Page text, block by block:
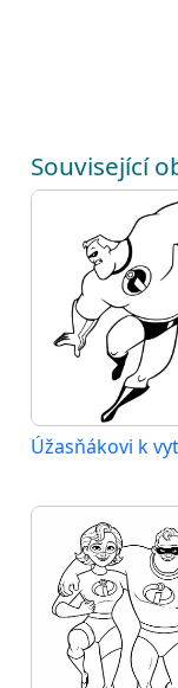
Související